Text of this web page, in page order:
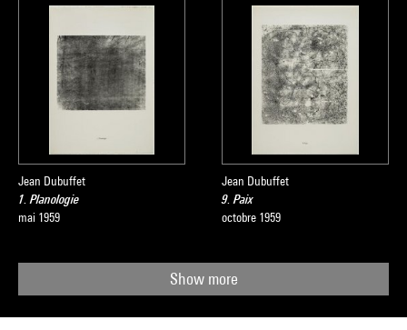
Jean Dubuffet
1. Planologie
mai 1959
Jean Dubuffet
9. Paix
octobre 1959
Show more